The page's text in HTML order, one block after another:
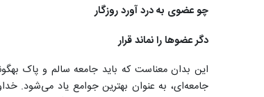
چو عضوی به درد آورد روزگار
دگر عضوها را نماند قرار
این بدان معناست که باید جامعه سالم و پاک
جامعه‌ای، به عنوان بهترین جوامع یاد می‌شود.